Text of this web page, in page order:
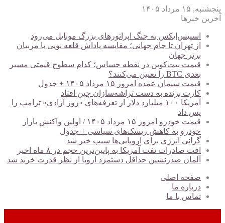
پنجشنبه, ۱۵ مرداد ۱۴۰۵
آخرین خبرها
اسپیس‌ایکس به جنگ اپراتورهای بزرگ موبایل می‌رود
از تهران تا جام جهانی؛ مقایسه پاداش قلعه نویی با مربیان
برتر جهان
قیمت بیت‌کوین در نقطه حساس؛ کدام سطوح قیمتی مسیر
بعدی BTC را تعیین می‌کنند؟
قیمت سیمان عمده امروز ۱۵ مرداد ۱۴۰۵ + جدول
کارت برنده به دست تراشه‌سازان چین افتاد
آمریکا ۱۰۰ میلیارد دلار از تعرفه‌های «روز آزادی» ترامپ را
پس داد
قیمت خودرو امروز ۱۵ مرداد ۱۴۰۵ / اولین واکنش بازار
خودرو به کاهش ریسک‌های سیاسی + جدول
گرانی انرژی برای اروپایی‌ها سبب خیر شد
افت صادرات نفت آمریکا به پایین‌ترین حجم در ۸ ماه اخیر
آلمان صدرنشین حداقل دستمزد اروپا از نظر قدرت خرید شد
صفحه اصلی
درباره ما
تماس با ما